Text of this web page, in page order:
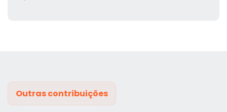
Outras contribuições